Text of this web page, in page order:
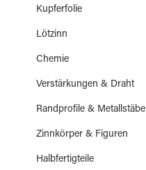
Kupferfolie
Lötzinn
Chemie
Verstärkungen & Draht
Randprofile & Metallstäbe
Zinnkörper & Figuren
Halbfertigteile